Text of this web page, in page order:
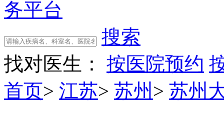
搜索
找对医生：
按医院预约
首页> 江苏> 苏州 > 苏州